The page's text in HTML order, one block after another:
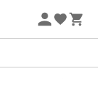
code Summer5
- Code Summer5